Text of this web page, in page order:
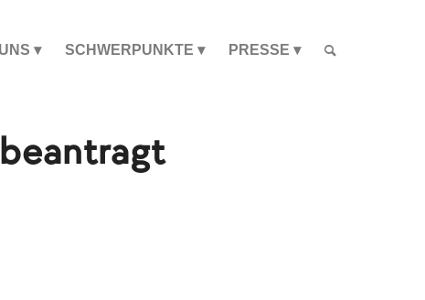
SCHWERPUNKTE PRESSE